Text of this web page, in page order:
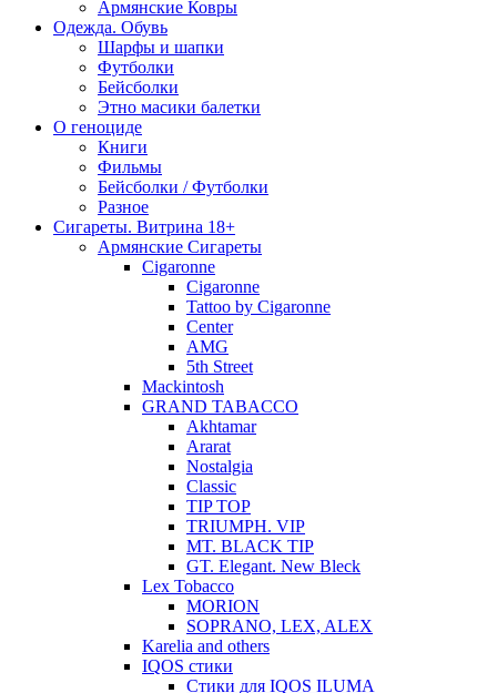
Армянские Ковры
Одежда. Обувь
Шарфы и шапки
Футболки
Бейсболки
Этно масики балетки
О геноциде
Книги
Фильмы
Бейсболки / Футболки
Разное
Сигареты. Витрина 18+
Армянские Сигареты
Cigaronne
Cigaronne
Tattoo by Cigaronne
Center
AMG
5th Street
Mackintosh
GRAND TABACCO
Akhtamar
Ararat
Nostalgia
Classic
TIP TOP
TRIUMPH. VIP
MT. BLACK TIP
GT. Elegant. New Bleck
Lex Tobacco
MORION
SOPRANO, LEX, ALEX
Karelia and others
IQOS стики
Стики для IQOS ILUMA